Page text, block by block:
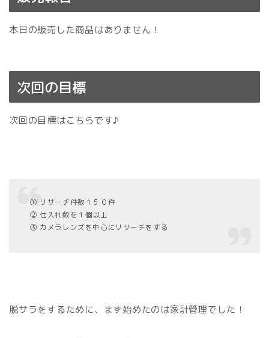
本日の販売した商品はありません！
次回の目標
次回の目標はこちらです♪
① リサーチ件数１５０件
② 仕入れ数を１個以上
③ カメラレンズを中心にリサーチをする
脱サラをするために、まず始めたのは家計管理でした！